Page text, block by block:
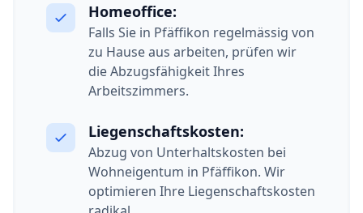
Homeoffice:
Falls Sie in Pfäffikon regelmässig von
zu Hause aus arbeiten, prüfen wir
die Abzugsfähigkeit Ihres
Arbeitszimmers.
Liegenschaftskosten:
Abzug von Unterhaltskosten bei
Wohneigentum in Pfäffikon. Wir
optimieren Ihre Liegenschaftskosten